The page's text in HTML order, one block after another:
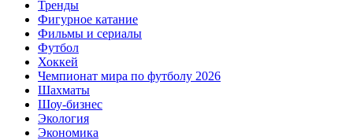
Тренды
Фигурное катание
Фильмы и сериалы
Футбол
Хоккей
Чемпионат мира по футболу 2026
Шахматы
Шоу-бизнес
Экология
Экономика